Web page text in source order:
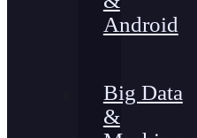
Android
Big Data
&